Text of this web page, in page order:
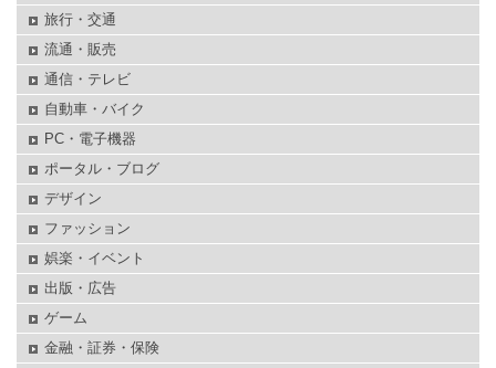
旅行・交通
流通・販売
通信・テレビ
自動車・バイク
PC・電子機器
ポータル・ブログ
デザイン
ファッション
娯楽・イベント
出版・広告
ゲーム
金融・証券・保険